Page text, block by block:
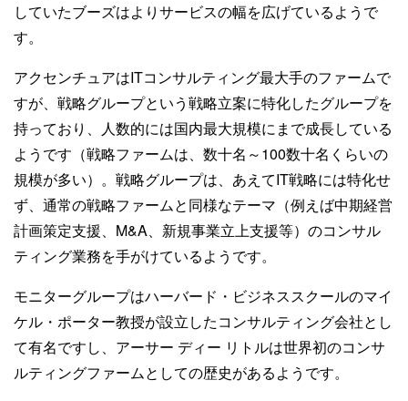
していたブーズはよりサービスの幅を広げているようで
す。
アクセンチュアはITコンサルティング最大手のファームで
すが、戦略グループという戦略立案に特化したグループを
持っており、人数的には国内最大規模にまで成長している
ようです（戦略ファームは、数十名～100数十名くらいの
規模が多い）。戦略グループは、あえてIT戦略には特化せ
ず、通常の戦略ファームと同様なテーマ（例えば中期経営
計画策定支援、M&A、新規事業立上支援等）のコンサル
ティング業務を手がけているようです。
モニターグループはハーバード・ビジネススクールのマイ
ケル・ポーター教授が設立したコンサルティング会社とし
て有名ですし、アーサー ディー リトルは世界初のコンサ
ルティングファームとしての歴史があるようです。